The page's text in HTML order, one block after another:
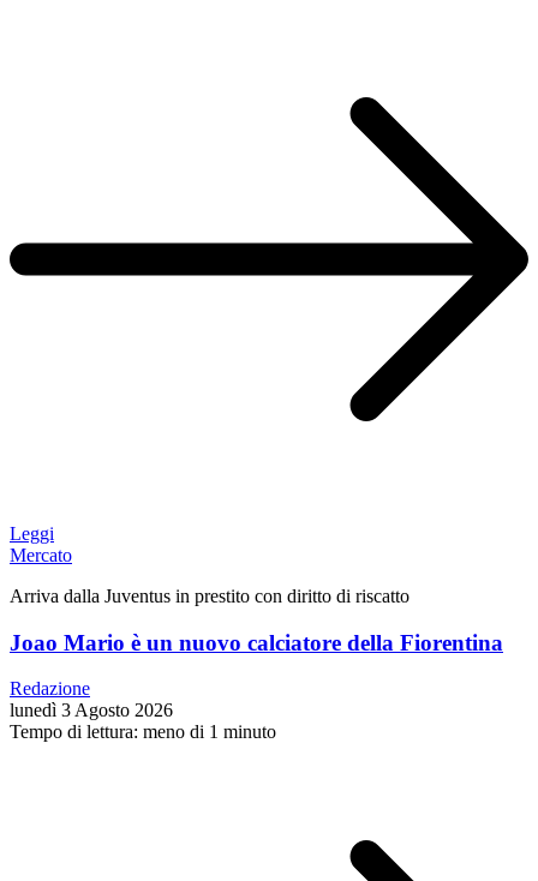
Leggi
Mercato
Arriva dalla Juventus in prestito con diritto di riscatto
Joao Mario è un nuovo calciatore della Fiorentina
Redazione
lunedì 3 Agosto 2026
Tempo di lettura: meno di 1 minuto